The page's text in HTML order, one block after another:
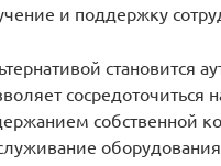
и поддержку
становится
сосредоточиться
собственной